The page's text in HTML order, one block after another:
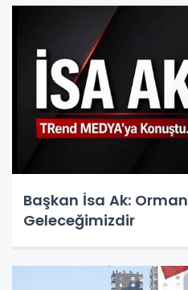
Başkan İsa Ak:
Geleceğimizdir